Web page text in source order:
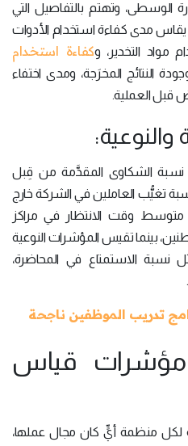
الوسطى، وتهتم بالتفاصيل التي
يقاس مدى كفاءة استخدام الأدوات
مواد التخدير، وكفاءة استخدام
النتائج المخرَجة، ومدى اختفاء
قبل العملية.
نسبة الشكاوى المقدَّمة من قِبل
تغيُّب العاملين في الشركة خارج
متوسط وقت الانتظار في مراكز
بينما تقيس المؤشرات النوعية
الاستمتاع في المحاضرة،
تدريب الموظفين ناجحة
مؤشرات قياس
لكل منظمة أيٍّ كان مجال عملها،